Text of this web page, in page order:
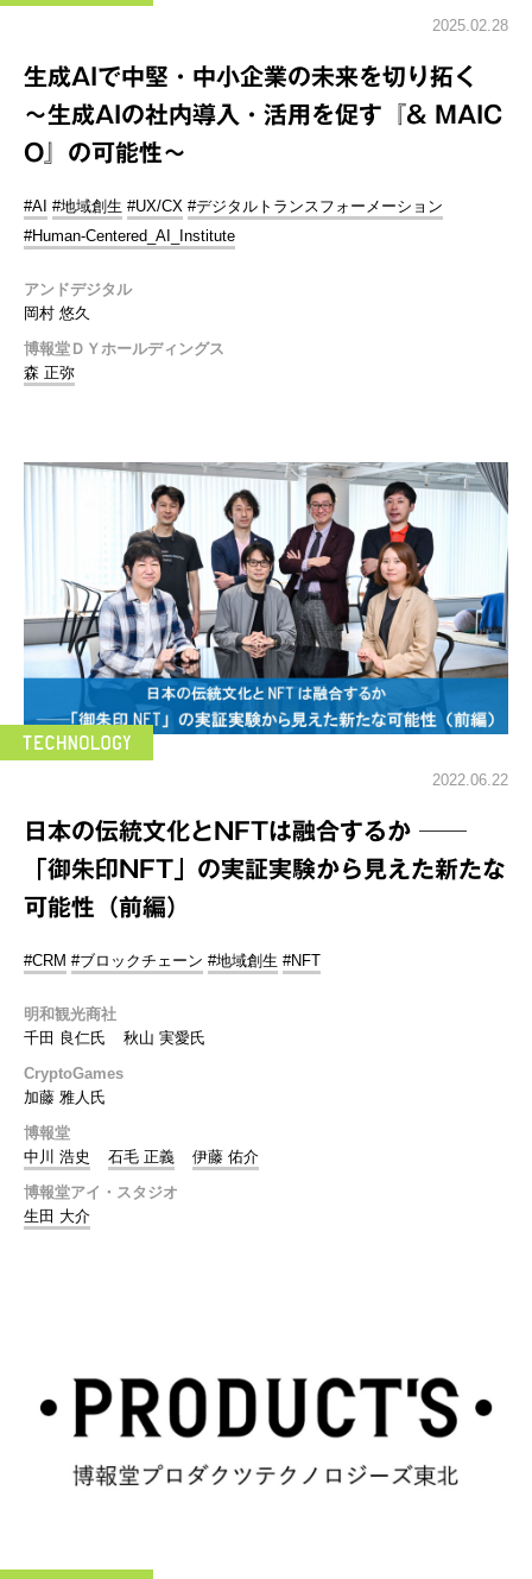
2025.02.28
生成AIで中堅・中小企業の未来を切り拓く
～生成AIの社内導入・活用を促す『& MAIC
O』の可能性～
#AI #地域創生 #UX/CX #デジタルトランスフォーメーション
#Human-Centered_AI_Institute
アンドデジタル
岡村 悠久
博報堂ＤＹホールディングス
森 正弥
2022.06.22
日本の伝統文化とNFTは融合するか ──
「御朱印NFT」の実証実験から見えた新たな
可能性（前編）
#CRM #ブロックチェーン #地域創生 #NFT
明和観光商社
千田 良仁氏
秋山 実愛氏
CryptoGames
加藤 雅人氏
博報堂
中川 浩史
石毛 正義
伊藤 佑介
博報堂アイ・スタジオ
生田 大介